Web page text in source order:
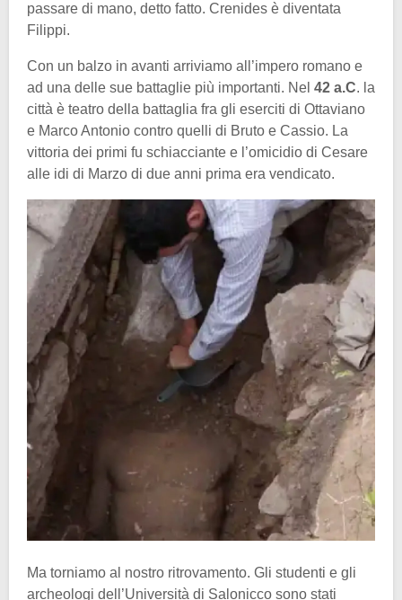
passare di mano, detto fatto. Crenides è diventata
Filippi.
Con un balzo in avanti arriviamo all’impero romano e
ad una delle sue battaglie più importanti. Nel 42 a.C. la
città è teatro della battaglia fra gli eserciti di Ottaviano
e Marco Antonio contro quelli di Bruto e Cassio. La
vittoria dei primi fu schiacciante e l’omicidio di Cesare
alle idi di Marzo di due anni prima era vendicato.
Ma torniamo al nostro ritrovamento. Gli studenti e gli
archeologi dell’Università di Salonicco sono stati